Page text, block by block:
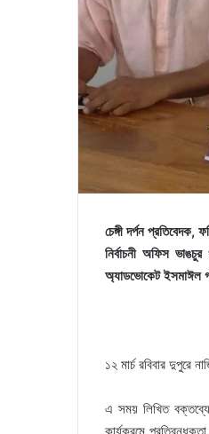
চেঙ্গী দর্পন প্রতিবেদক,
নির্বাচনী অফিস
অ্যাডভোকেট ইসমাঈল
১২ মার্চ রবিবার দুপুরে
এ সময় লিখিত বক্তব্যে